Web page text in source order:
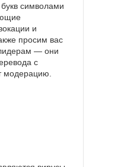
символами
и
просим вас
— они
с
модерацию.